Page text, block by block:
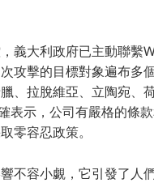
義大利政府已主動聯繫
攻擊的目標對象遍布多
、拉脫維亞、立陶宛、
表示，公司有嚴格的條
零容忍政策。
不容小覷，它引發了人